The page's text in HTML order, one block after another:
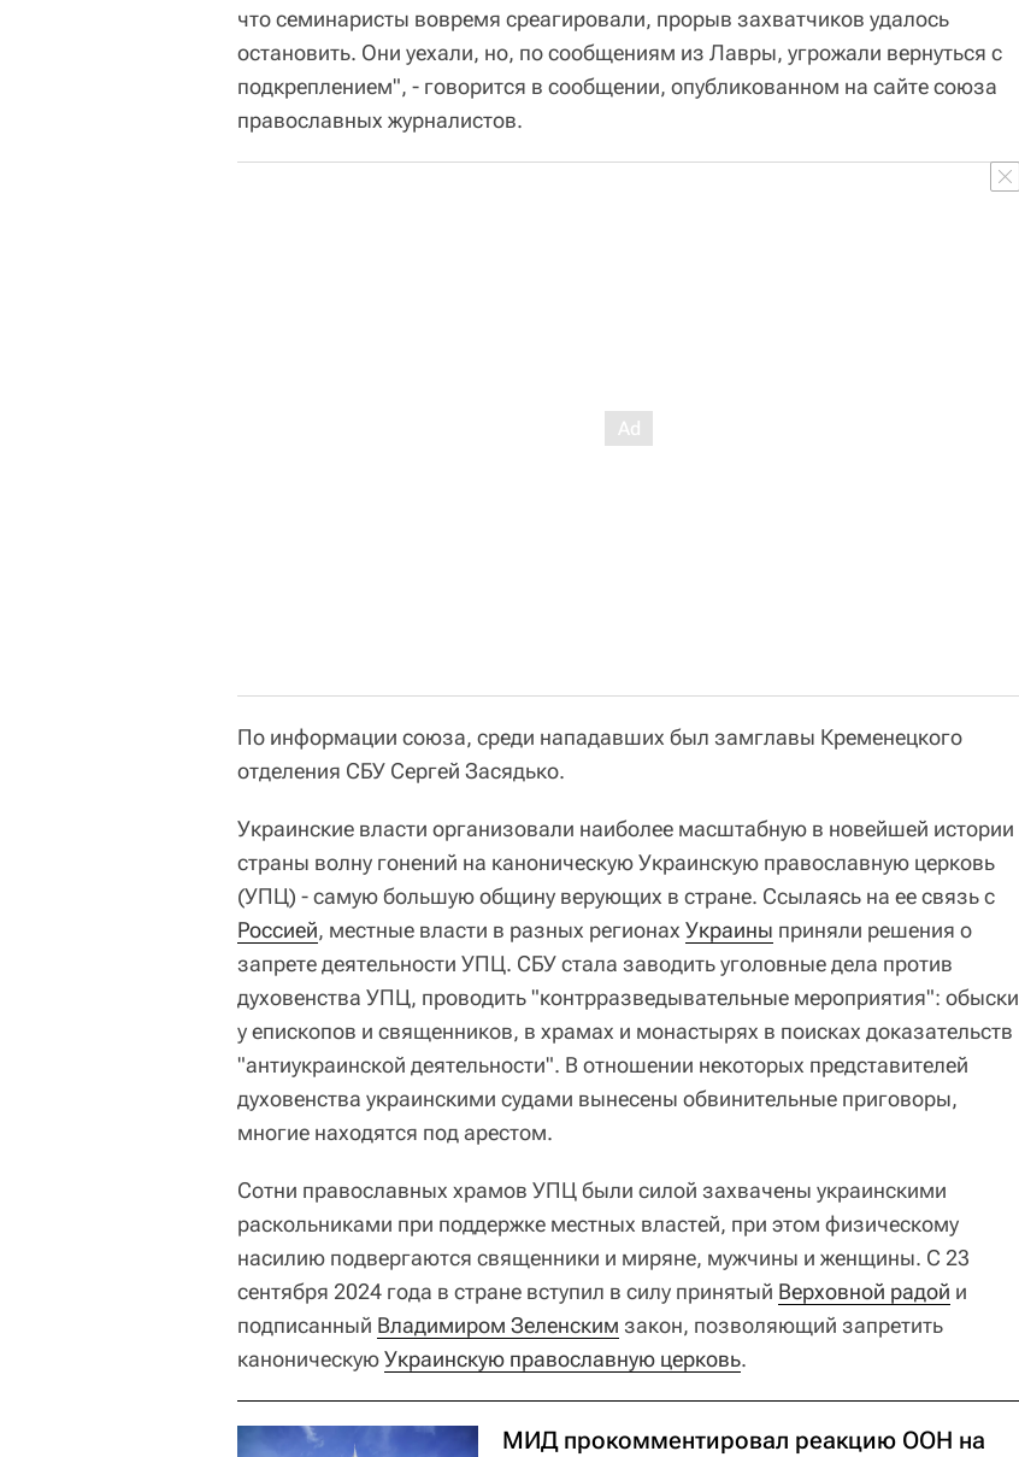
что семинаристы вовремя среагировали, прорыв захватчиков удалось
остановить. Они уехали, но, по сообщениям из Лавры, угрожали вернуться с
подкреплением", - говорится в сообщении, опубликованном на сайте союза
православных журналистов.
По информации союза, среди нападавших был замглавы Кременецкого
отделения СБУ Сергей Засядько.
Украинские власти организовали наиболее масштабную в новейшей истории
страны волну гонений на каноническую Украинскую православную церковь
(УПЦ) - самую большую общину верующих в стране. Ссылаясь на ее связь с
Россией, местные власти в разных регионах Украины приняли решения о
запрете деятельности УПЦ. СБУ стала заводить уголовные дела против
духовенства УПЦ, проводить "контрразведывательные мероприятия": обыски
у епископов и священников, в храмах и монастырях в поисках доказательств
"антиукраинской деятельности". В отношении некоторых представителей
духовенства украинскими судами вынесены обвинительные приговоры,
многие находятся под арестом.
Сотни православных храмов УПЦ были силой захвачены украинскими
раскольниками при поддержке местных властей, при этом физическому
насилию подвергаются священники и миряне, мужчины и женщины. С 23
сентября 2024 года в стране вступил в силу принятый Верховной радой и
подписанный Владимиром Зеленским закон, позволяющий запретить
каноническуюУкраинскую православную церковь.
МИД прокомментировал реакцию ООН на